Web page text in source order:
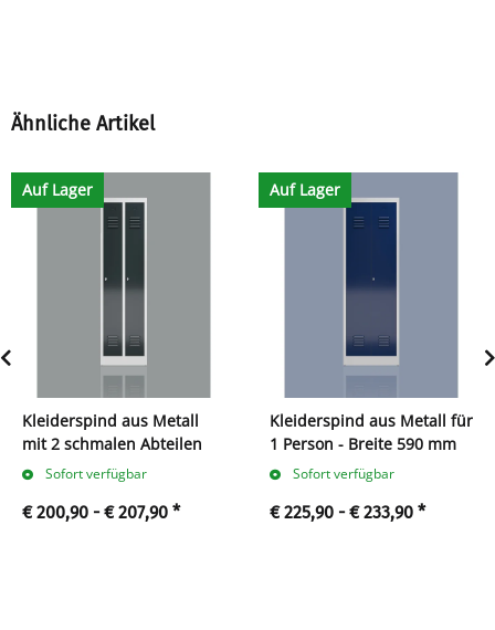
Ähnliche Artikel
Auf Lager
Kleiderspind aus Metall
mit 2 schmalen Abteilen
Sofort verfügbar
€ 200,90 -€ 207,90 *
Auf Lager
Kleiderspind aus Metall für
1 Person - Breite 590 mm
Sofort verfügbar
€ 225,90 -€ 233,90 *